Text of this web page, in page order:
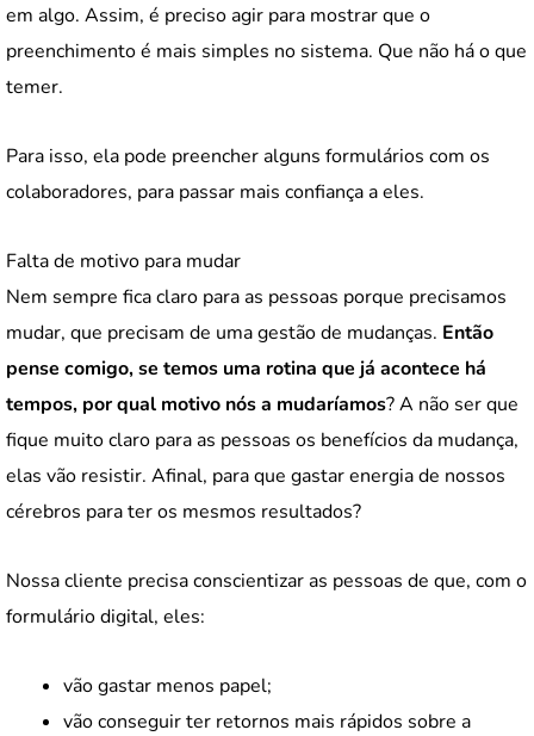
em algo. Assim, é preciso agir para mostrar que o
preenchimento é mais simples no sistema. Que não há o que
temer.
Para isso, ela pode preencher alguns formulários com os
colaboradores, para passar mais confiança a eles.
Falta de motivo para mudar
Nem sempre fica claro para as pessoas porque precisamos
mudar, que precisam de uma gestão de mudanças. Então
pense comigo, se temos uma rotina que já acontece há
tempos, por qual motivo nós a mudaríamos? A não ser que
fique muito claro para as pessoas os benefícios da mudança,
elas vão resistir. Afinal, para que gastar energia de nossos
cérebros para ter os mesmos resultados?
Nossa cliente precisa conscientizar as pessoas de que, com o
formulário digital, eles:
vão gastar menos papel;
vão conseguir ter retornos mais rápidos sobre a